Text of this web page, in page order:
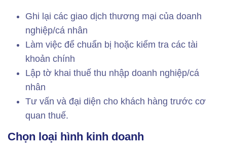
Ghi lại các giao dịch thương mại của doanh
nghiệp/cá nhân
Làm việc để chuẩn bị hoặc kiểm tra các tài
khoản chính
Lập tờ khai thuế thu nhập doanh nghiệp/cá
nhân
Tư vấn và đại diện cho khách hàng trước cơ
quan thuế.
Chọn loại hình kinh doanh